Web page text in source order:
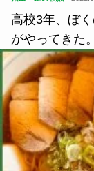
高校3年、ぼ
がやってきた。